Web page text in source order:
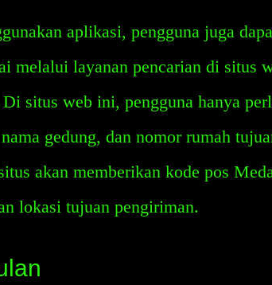
aplikasi, pengguna juga
melalui layanan pencarian di situs
situs web ini, pengguna hanya
gedung, dan nomor rumah
akan memberikan kode pos
lokasi tujuan pengiriman.